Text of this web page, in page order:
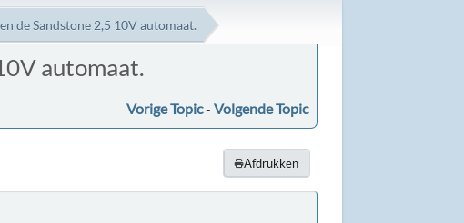
de Sandstone 2,5 10V automaat.
automaat.
Vorige Topic- Volgende Topic
Afdrukken